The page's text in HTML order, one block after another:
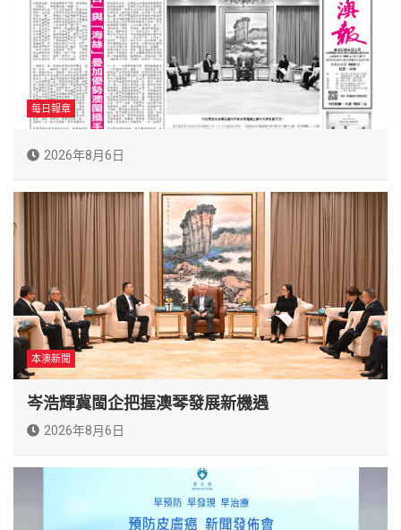
每日報章
2026年8月6日
本澳新聞
岑浩輝冀閩企把握澳琴發展新機遇
2026年8月6日